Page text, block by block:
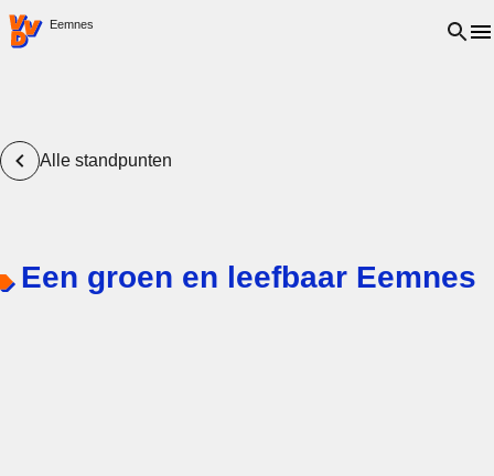
VVD.nl - Ga naar de homepage
Eemnes Open
Alle standpunten
Een groen en leefbaar Eemnes